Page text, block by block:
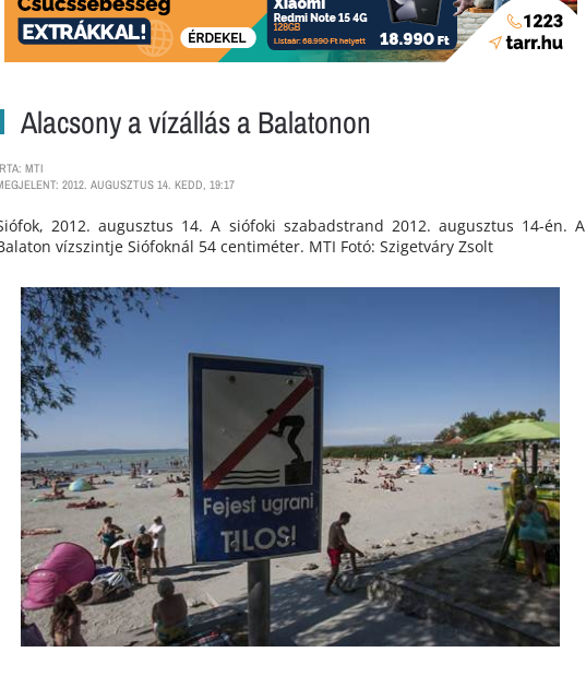
Alacsony a vízállás a Balatonon
MTI
2012. AUGUSZTUS 14. KEDD, 19:17
2012. augusztus 14. A siófoki szabadstrand 2012. augusztus 14-én. A
vízszintje Siófoknál 54 centiméter. MTI Fotó: Szigetváry Zsolt